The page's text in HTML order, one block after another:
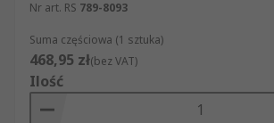
Nr art. RS 789-8093
Suma częściowa (1 sztuka)
468,95 zł(bez VAT)
Ilość